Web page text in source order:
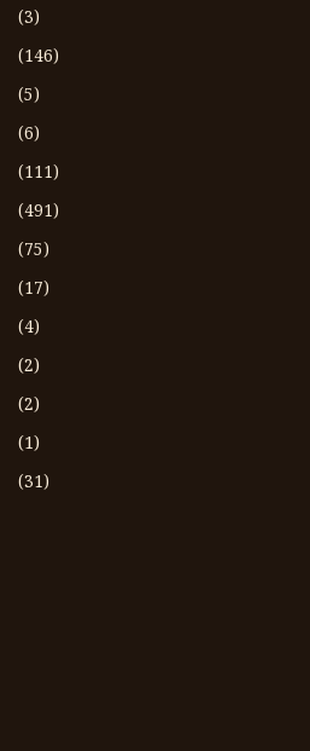
(3)
(146)
(5)
(6)
(111)
(491)
(75)
(17)
(4)
(2)
(2)
(1)
(31)